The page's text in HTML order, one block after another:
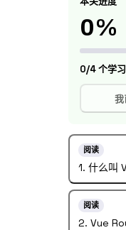
0%
0/4 个学
我
阅读
1. 什么叫
阅读
2. Vue